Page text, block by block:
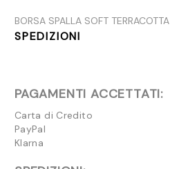
BORSA SPALLA SOFT TERRACOTTA
SPEDIZIONI
PAGAMENTI ACCETTATI:
Carta di Credito
PayPal
Klarna